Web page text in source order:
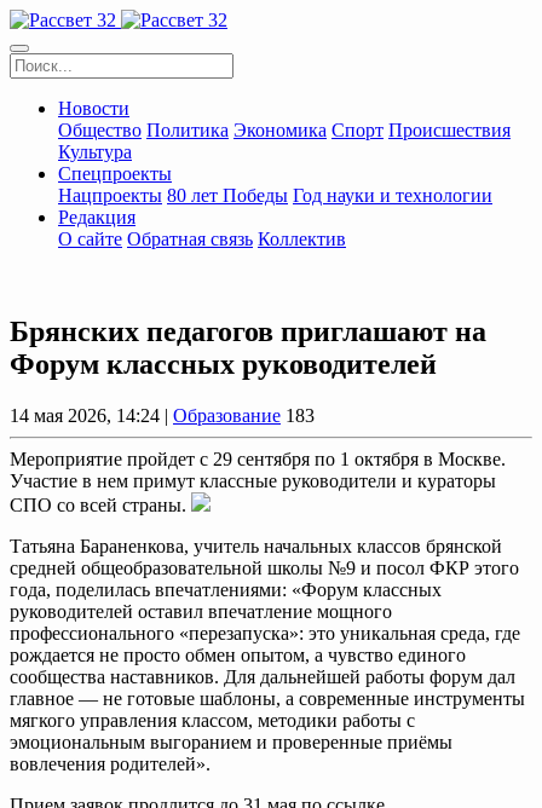
Новости
Общество Политика Экономика Спорт Происшествия
Культура
Спецпроекты
Нацпроекты 80 лет Победы Год науки и технологии
Редакция
О сайте Обратная связь Коллектив
Брянских педагогов приглашают на
Форум классных руководителей
14 мая 2026, 14:24 | Образование 183
Мероприятие пройдет с 29 сентября по 1 октября в Москве.
Участие в нем примут классные руководители и кураторы
СПО со всей страны.
Татьяна Бараненкова, учитель начальных классов брянской
средней общеобразовательной школы №9 и посол ФКР этого
года, поделилась впечатлениями: «Форум классных
руководителей оставил впечатление мощного
профессионального «перезапуска»: это уникальная среда, где
рождается не просто обмен опытом, а чувство единого
сообщества наставников. Для дальнейшей работы форум дал
главное — не готовые шаблоны, а современные инструменты
мягкого управления классом, методики работы с
эмоциональным выгоранием и проверенные приёмы
вовлечения родителей».